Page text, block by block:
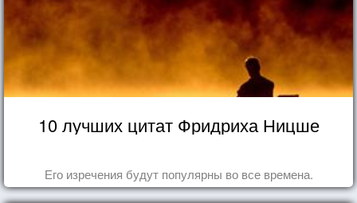
10 лучших цитат Фридриха Ницше
Его изречения будут популярны во все времена.